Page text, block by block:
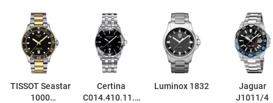
TISSOT Seastar
1000
Certina
C014.410.11.0
Luminox 1832
Jaguar
J1011/4